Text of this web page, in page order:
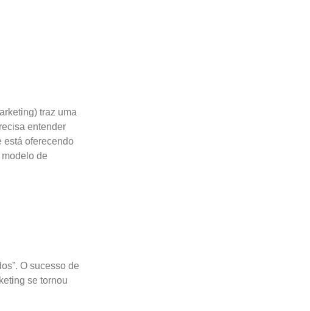
traz uma
entender
está oferecendo
de
O sucesso de
se tornou